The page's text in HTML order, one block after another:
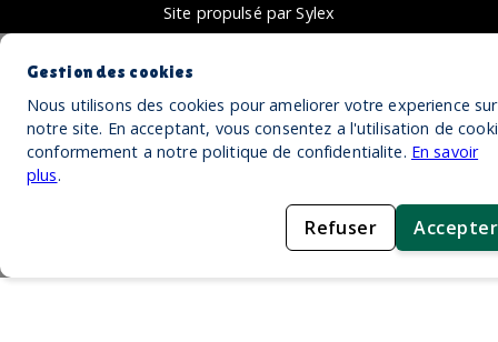
Site propulsé par Sylex
Gestion des cookies
Nous utilisons des cookies pour ameliorer votre experience sur
notre site. En acceptant, vous consentez a l'utilisation de
conformement a notre politique de confidentialite. En savoir
plus.
Refuser Accepter